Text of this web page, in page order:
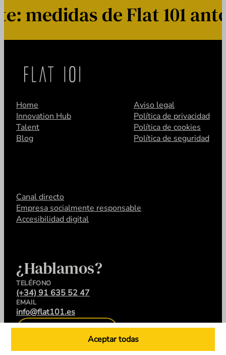
Aceptar todas
medidas de Flat 101
Home
Innovation Hub
Talent
Blog
Aviso legal
Política de privacidad
Política de cookies
Política de seguridad
Canal directo
Empresa socialmente responsable
Accesibilidad digital
¿Hablamos?
TELÉFONO
(+34) 91 635 52 47
EMAIL
info@flat101.es
CONTACTA